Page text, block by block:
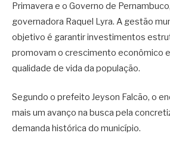
Primavera e o Governo de
governadora Raquel Lyra. A gestão
objetivo é garantir investimentos
promovam o crescimento econômico
qualidade de vida da população.
Segundo o prefeito Jeyson Falcão, o
mais um avanço na busca pela
demanda histórica do município.